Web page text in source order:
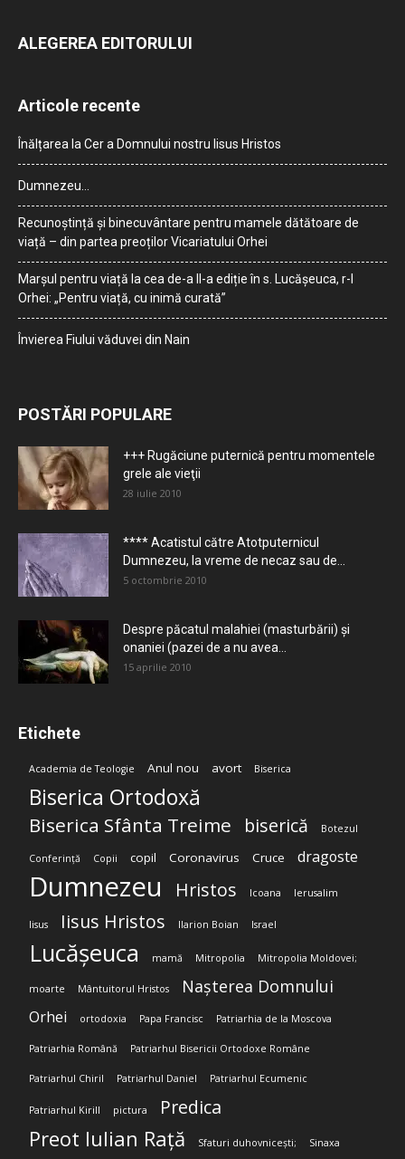
ALEGEREA EDITORULUI
Articole recente
Înălțarea la Cer a Domnului nostru Iisus Hristos
Dumnezeu…
Recunoștință și binecuvântare pentru mamele dătătoare de
viață – din partea preoților Vicariatului Orhei
Marșul pentru viață la cea de-a II-a ediție în s. Lucășeuca, r-l
Orhei: „Pentru viață, cu inimă curată”
Învierea Fiului văduvei din Nain
POSTĂRI POPULARE
+++ Rugăciune puternică pentru momentele
grele ale vieţii
28 iulie 2010
**** Acatistul către Atotputernicul
Dumnezeu, la vreme de necaz sau de...
5 octombrie 2010
Despre păcatul malahiei (masturbării) şi
onaniei (pazei de a nu avea...
15 aprilie 2010
Etichete
Academia de Teologie Anul nou avort Biserica
Biserica Ortodoxă
Biserica Sfânta Treime biserică Botezul
Conferință Copii copil Coronavirus Cruce dragoste
Dumnezeu Hristos Icoana Ierusalim
Iisus Iisus Hristos Ilarion Boian Israel
Lucășeuca mamă Mitropolia Mitropolia Moldovei;
moarte Mântuitorul Hristos Nașterea Domnului
Orhei ortodoxia Papa Francisc Patriarhia de la Moscova
Patriarhia Română Patriarhul Bisericii Ortodoxe Române
Patriarhul Chiril Patriarhul Daniel Patriarhul Ecumenic
Patriarhul Kirill pictura Predica
Preot Iulian Rață Sfaturi duhovnicești; Sinaxa